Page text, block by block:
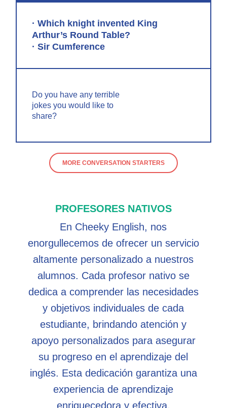
· Which knight invented King
Arthur’s Round Table?
· Sir Cumference
Do you have any terrible
jokes you would like to
share?
MORE CONVERSATION STARTERS
PROFESORES NATIVOS
En Cheeky English, nos
enorgullecemos de ofrecer un servicio
altamente personalizado a nuestros
alumnos. Cada profesor nativo se
dedica a comprender las necesidades
y objetivos individuales de cada
estudiante, brindando atención y
apoyo personalizados para asegurar
su progreso en el aprendizaje del
inglés. Esta dedicación garantiza una
experiencia de aprendizaje
enriquecedora y efectiva.